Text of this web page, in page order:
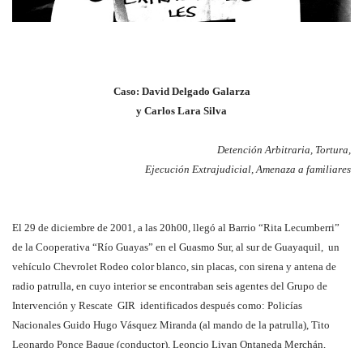
Caso: David Delgado Galarza
y Carlos Lara Silva
Detención Arbitraria, Tortura,
Ejecución Extrajudicial, Amenaza a familiares
El 29 de diciembre de 2001, a las 20h00, llegó al Barrio “Rita Lecumberri”
de la Cooperativa “Río Guayas” en el Guasmo Sur, al sur de Guayaquil, un
vehículo Chevrolet Rodeo color blanco, sin placas, con sirena y antena de
radio patrulla, en cuyo interior se encontraban seis agentes del Grupo de
Intervención y Rescate GIR identificados después como: Policías
Nacionales Guido Hugo Vásquez Miranda (al mando de la patrulla), Tito
Leonardo Ponce Baque (conductor), Leoncio Livan Ontaneda Merchán,